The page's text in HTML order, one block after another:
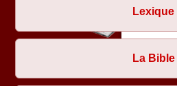
Lexique
La Bible